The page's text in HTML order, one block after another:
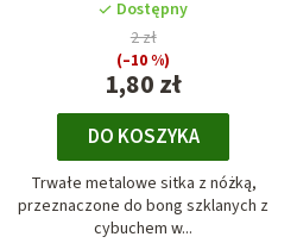
Dostępny
1,80 zł
2 zł
(–10 %)
DO KOSZYKA
Trwałe metalowe sitka z nóżką,
przeznaczone do bong szklanych z
cybuchem w...